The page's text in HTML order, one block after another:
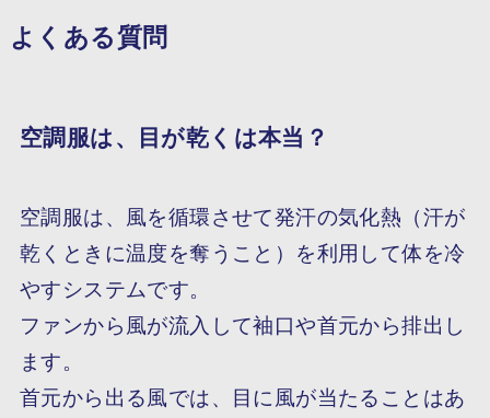
よくある質問
空調服は、目が乾くは本当？
空調服は、風を循環させて発汗の気化熱（汗が
乾くときに温度を奪うこと）を利用して体を冷
やすシステムです。
ファンから風が流入して袖口や首元から排出し
ます。
首元から出る風では、目に風が当たることはあ